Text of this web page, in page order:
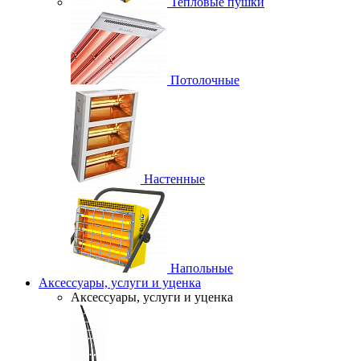
Потолочные
Настенные
Напольные
Аксессуары, услуги и уценка
Аксессуары, услуги и уценка